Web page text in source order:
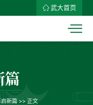
武大首页
篇
新篇 >> 正文